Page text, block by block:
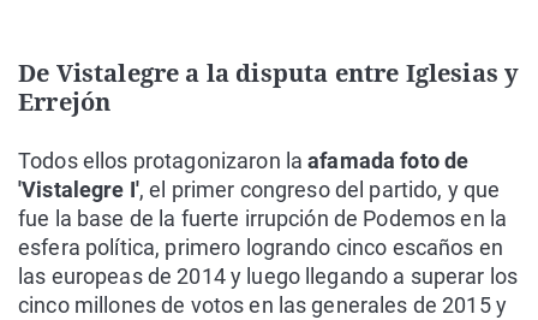
De Vistalegre a la disputa entre Iglesias y
Errejón
Todos ellos protagonizaron laafamada foto de
'Vistalegre I', el primer congreso del partido, y que
fue la base de la fuerte irrupción de Podemos en la
esfera política, primero logrando cinco escaños en
las europeas de 2014 y luego llegando a superar los
cinco millones de votos en las generales de 2015 y